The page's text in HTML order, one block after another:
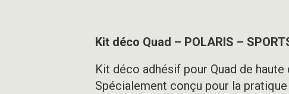
Kit déco Quad – POLARIS –
Kit déco adhésif pour Quad de haute
Spécialement conçu pour la